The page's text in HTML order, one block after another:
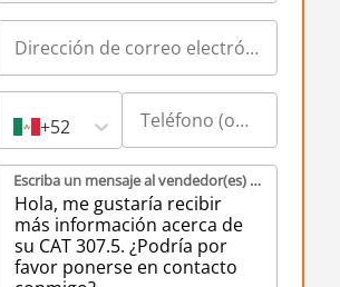
+52
Escriba un mensaje al vendedor(es) (obligatorio)